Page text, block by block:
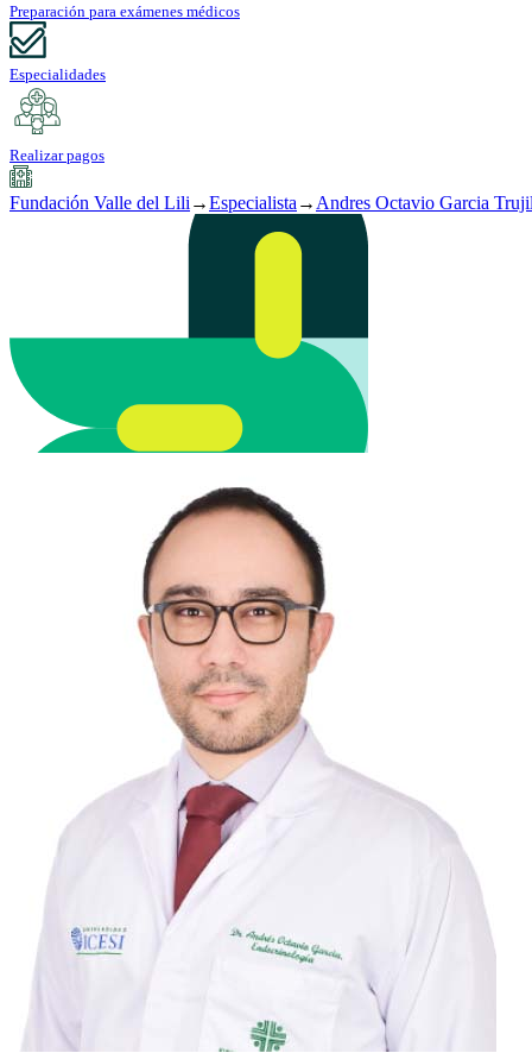
Preparación para exámenes médicos
Especialidades
Realizar pagos
Fundación Valle del Lili →Especialista → Andres Octavio Garcia